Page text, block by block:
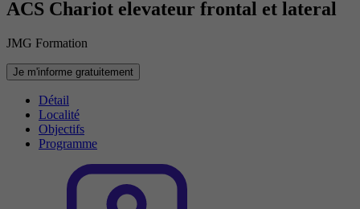
ACS Chariot elevateur frontal et lateral
JMG Formation
Je m'informe gratuitement
Détail
Localité
Objectifs
Programme